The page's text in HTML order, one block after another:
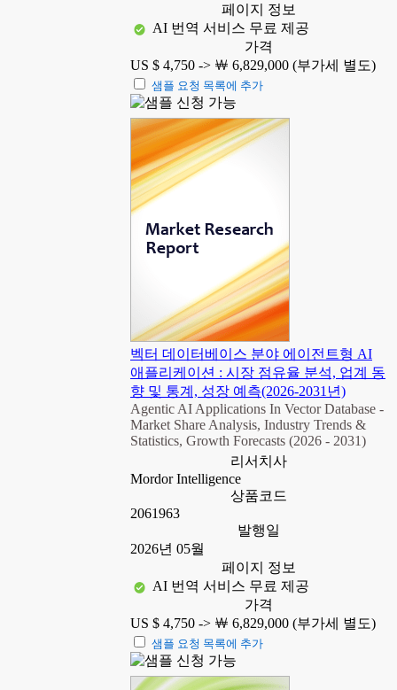
페이지 정보
AI 번역 서비스 무료 제공
가격
US $ 4,750 -> ￦ 6,829,000 (부가세 별도)
샘플 요청 목록에 추가
벡터 데이터베이스 분야 에이전트형 AI
애플리케이션 : 시장 점유율 분석, 업계 동
향 및 통계, 성장 예측(2026-2031년)
Agentic AI Applications In Vector Database -
Market Share Analysis, Industry Trends &
Statistics, Growth Forecasts (2026 - 2031)
리서치사
Mordor Intelligence
상품코드
2061963
발행일
2026년 05월
페이지 정보
AI 번역 서비스 무료 제공
가격
US $ 4,750 -> ￦ 6,829,000 (부가세 별도)
샘플 요청 목록에 추가